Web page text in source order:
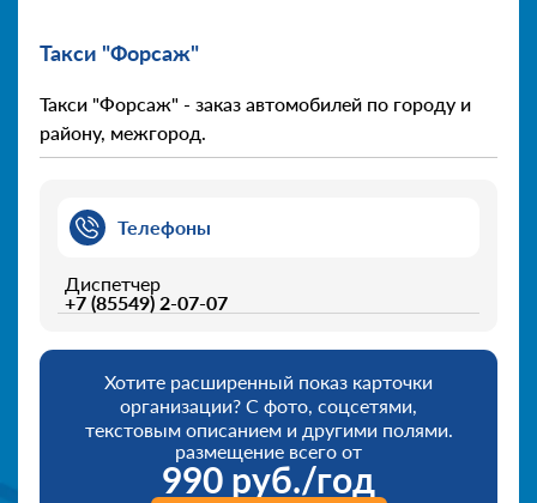
Такси "Форсаж"
Такси "Форсаж" - заказ автомобилей по городу и
району, межгород.
Телефоны
Диспетчер
+7 (85549) 2-07-07
Хотите расширенный показ карточки
организации? С фото, соцсетями,
текстовым описанием и другими полями.
размещение всего от
990 руб./год